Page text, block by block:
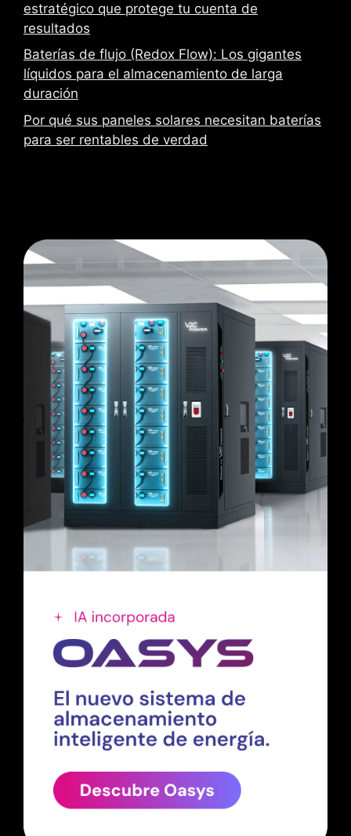
estratégico que protege tu cuenta de
resultados
Baterías de flujo (Redox Flow): Los gigantes
líquidos para el almacenamiento de larga
duración
Por qué sus paneles solares necesitan baterías
para ser rentables de verdad